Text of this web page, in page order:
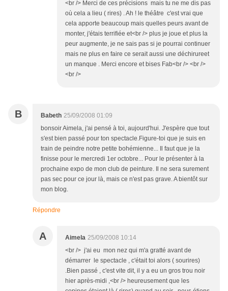
<br /> Merci de ces précisions mais tu ne me dis pas
où cela a lieu ( rires) . Ah ! le théâtre c'est vrai que
cela apporte beaucoup mais quelles peurs avant de
monter, j'étais terrifiée et<br /> plus je joue et plus la
peur augmente, je ne sais pas si je pourrai continuer
mais ne plus en faire ce serait aussi une déchirureet
un manque . Merci encore et bises Fab<br /> <br />
<br />
B Babeth 25/09/2008 01:09
bonsoir Aimela, j'ai pensé à toi, aujourd'hui. J'espère que tout
s'est bien passé pour ton spectacle.Figure-toi que je suis en
train de peindre notre petite bohémienne... Il faut que je la
finisse pour le mercredi 1er octobre... Pour le présenter à la
prochaine expo de mon club de peinture. Il ne sera surement
pas sec pour ce jour là, mais ce n'est pas grave. A bientôt sur
mon blog.
Répondre
A Aimela 25/09/2008 10:14
<br /> j'ai eu mon nez qui m'a gratté avant de
démarrer le spectacle , c'était toi alors ( sourires)
.Bien passé , c'est vite dit, il y a eu un gros trou noir
hier après-midi ,<br /> heureusement que les